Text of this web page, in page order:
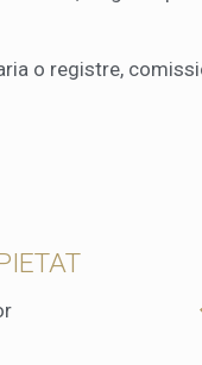
o registre,